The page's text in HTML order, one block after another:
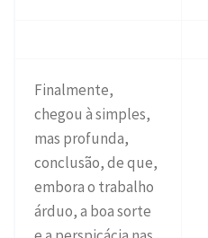
Finalmente,
chegou à simples,
mas profunda,
conclusão, de que,
embora o trabalho
árduo, a boa sorte